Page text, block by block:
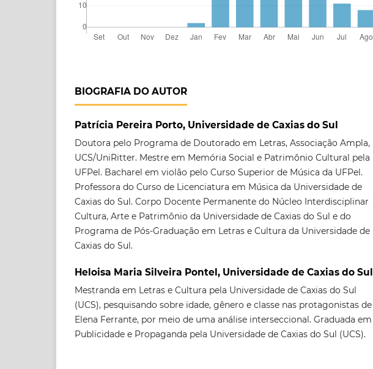
BIOGRAFIA DO AUTOR
Patrícia Pereira Porto, Universidade de Caxias do Sul
Doutora pelo Programa de Doutorado em Letras, Associação Ampla,
UCS/UniRitter. Mestre em Memória Social e Patrimônio Cultural pela
UFPel. Bacharel em violão pelo Curso Superior de Música da UFPel.
Professora do Curso de Licenciatura em Música da Universidade de
Caxias do Sul. Corpo Docente Permanente do Núcleo Interdisciplinar
Cultura, Arte e Patrimônio da Universidade de Caxias do Sul e do
Programa de Pós-Graduação em Letras e Cultura da Universidade de
Caxias do Sul.
Heloisa Maria Silveira Pontel, Universidade de Caxias do Sul
Mestranda em Letras e Cultura pela Universidade de Caxias do Sul
(UCS), pesquisando sobre idade, gênero e classe nas protagonistas de
Elena Ferrante, por meio de uma análise interseccional. Graduada em
Publicidade e Propaganda pela Universidade de Caxias do Sul (UCS).